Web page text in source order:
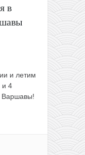
в
и летим
и 4
Варшавы!